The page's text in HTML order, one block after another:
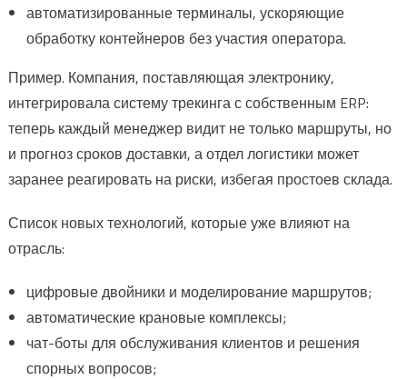
автоматизированные терминалы, ускоряющие
обработку контейнеров без участия оператора.
Пример. Компания, поставляющая электронику,
интегрировала систему трекинга с собственным ERP:
теперь каждый менеджер видит не только маршруты, но
и прогноз сроков доставки, а отдел логистики может
заранее реагировать на риски, избегая простоев склада.
Список новых технологий, которые уже влияют на
отрасль:
цифровые двойники и моделирование маршрутов;
автоматические крановые комплексы;
чат-боты для обслуживания клиентов и решения
спорных вопросов;